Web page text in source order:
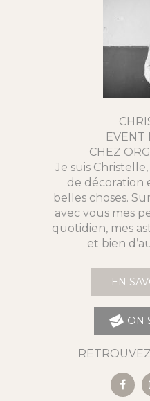
EVENT
CHEZ
Je suis
de décoration
belles choses.
avec vous mes
quotidien, mes
et bien
EN
ON